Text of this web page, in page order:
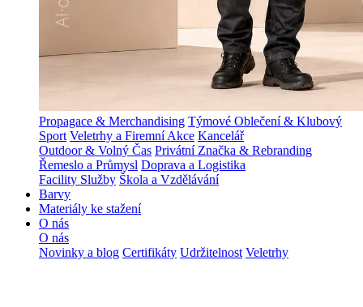
Propagace & Merchandising Týmové Oblečení & Klubový
Sport Veletrhy a Firemní Akce Kancelář
Outdoor & Volný Čas Privátní Značka & Rebranding
Řemeslo a Průmysl Doprava a Logistika
Facility Služby Škola a Vzdělávání
Barvy
Materiály ke stažení
O nás
O nás
Novinky a blog Certifikáty Udržitelnost Veletrhy